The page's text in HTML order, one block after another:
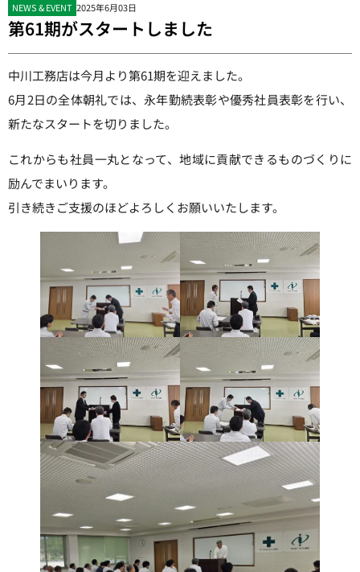
NEWS & EVENT 2025年6月03日
第61期がスタートしました
中川工務店は今月より第61期を迎えました。
6月2日の全体朝礼では、永年勤続表彰や優秀社員表彰を行い、
新たなスタートを切りました。
これからも社員一丸となって、地域に貢献できるものづくりに
励んでまいります。
引き続きご支援のほどよろしくお願いいたします。